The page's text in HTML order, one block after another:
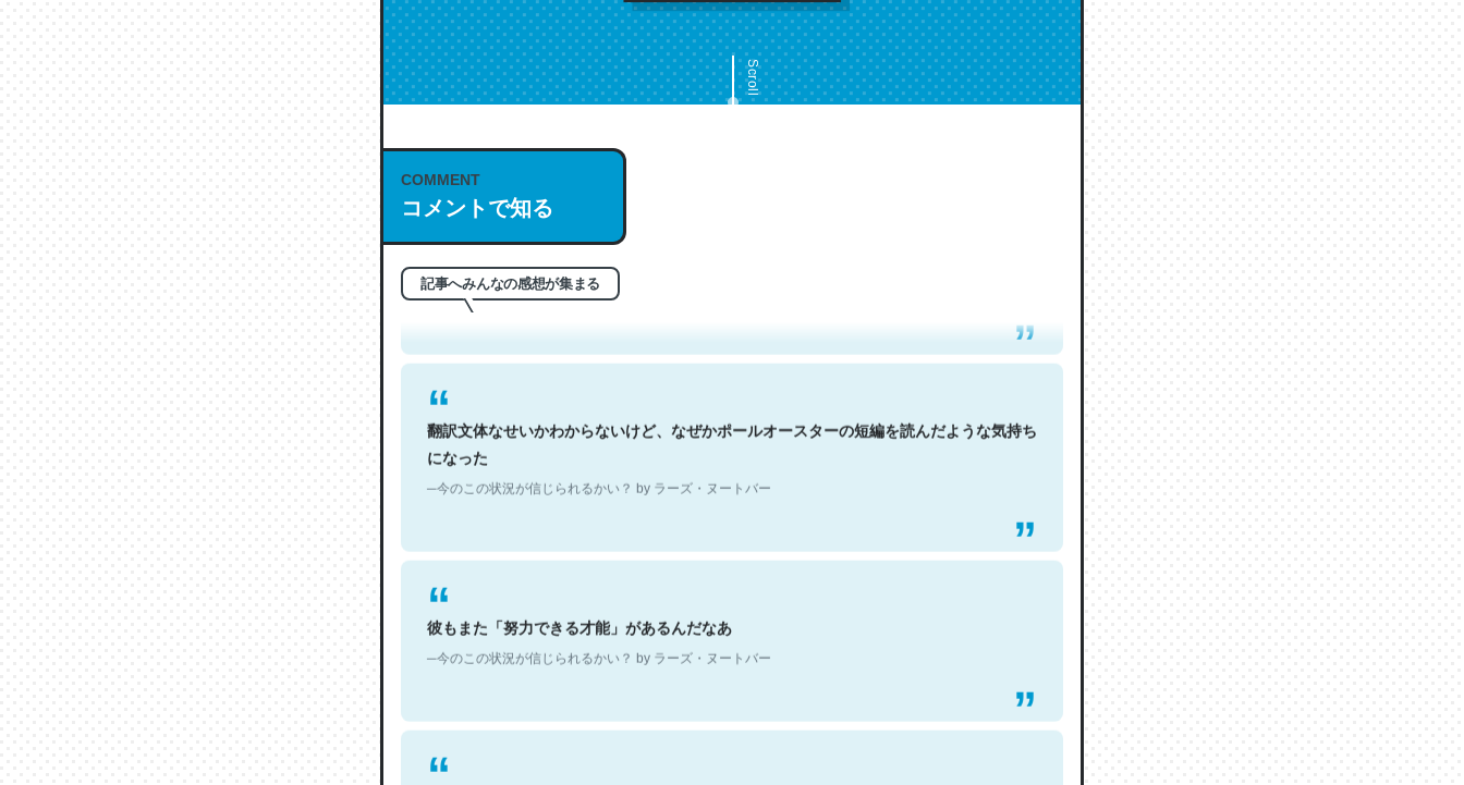
Scroll
COMMENT
コメントで知る
記事へみんなの感想が集まる
これは名文。彼はとてもクレバーなんだろうなと凄く思う。英語少しでも読める人は原文
もお勧め。自分はこの流れ好き。Let’s Fucking Go. Then Covid hit. Shit.
─今のこの状況が信じられるかい？ by ラーズ・ヌートバー
翻訳文体なせいかわからないけど、なぜかポールオースターの短編を読んだような気持ち
になった
─今のこの状況が信じられるかい？ by ラーズ・ヌートバー
彼もまた「努力できる才能」があるんだなあ
─今のこの状況が信じられるかい？ by ラーズ・ヌートバー
トークンについて解説していて素晴らしい。ほぼ公式のドキュメントにも書いてあること